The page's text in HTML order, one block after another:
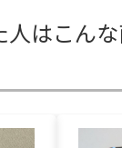
人はこん